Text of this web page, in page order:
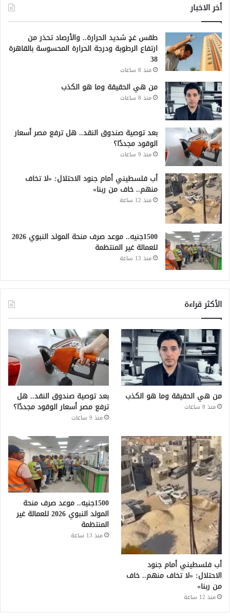
أخر الاخبار
طقس غدٍ شديد الحرارة.. والأرصاد تحذر من
ارتفاع الرطوبة ودرجة الحرارة المحسوسة بالقاهرة
38
منذ 8 ساعات
من هي الحقيقة وما هو الكذب
منذ 8 ساعات
بعد توصية صندوق النقد.. هل ترفع مصر أسعار
الوقود مجددًا؟
منذ 9 ساعات
أب فلسطيني أمام جنود الاحتلال: «لا تخاف
منهم.. خاف من ربنا»
منذ 12 ساعة
1500جنيه.. موعد صرف منحة المولد النبوي 2026
للعمالة غير المنتظمة
منذ 13 ساعة
الأكثر قراءة
من هي الحقيقة وما هو الكذب
منذ 8 ساعات
بعد توصية صندوق النقد.. هل
ترفع مصر أسعار الوقود مجددًا؟
منذ 9 ساعات
أب فلسطيني أمام جنود
الاحتلال: «لا تخاف منهم.. خاف
من ربنا»
منذ 12 ساعة
1500جنيه.. موعد صرف منحة
المولد النبوي 2026 للعمالة غير
المنتظمة
منذ 13 ساعة